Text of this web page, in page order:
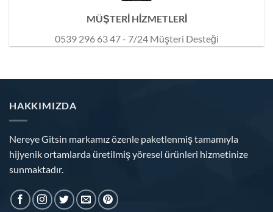
MÜŞTERİ HİZMETLERİ
0539 296 63 47 - 7/24 Müşteri Desteği
HAKKIMIZDA
Nereye Gitsin markamız özenle paketlenmiş tamamıyla
hijyenik ortamlarda üretilmiş yöresel ürünleri hizmetinize
sunmaktadır.